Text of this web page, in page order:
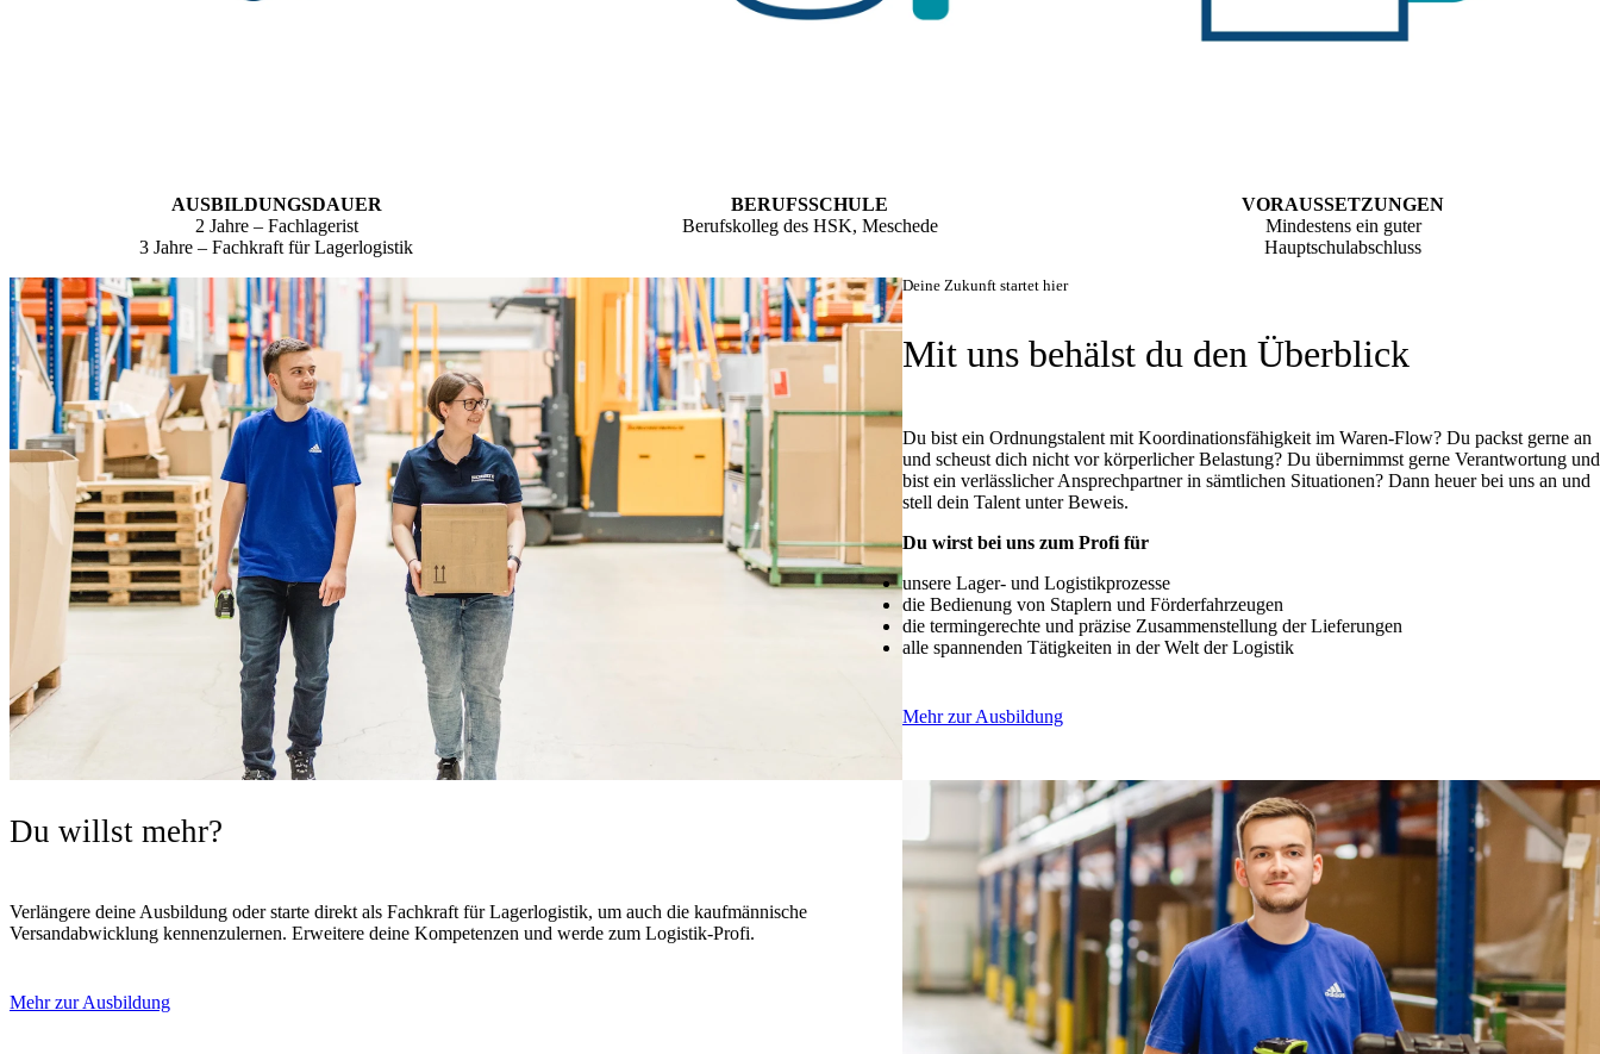
AUSBILDUNGSDAUER
2 Jahre – Fachlagerist
3 Jahre – Fachkraft für Lagerlogistik
BERUFSSCHULE
Berufskolleg des HSK, Meschede
VORAUSSETZUNGEN
Mindestens ein guter
Hauptschulabschluss
Deine Zukunft startet hier
Mit uns behälst du den Überblick
Du bist ein Ordnungstalent mit Koordinationsfähigkeit im Waren-Flow? Du packst gerne an
und scheust dich nicht vor körperlicher Belastung? Du übernimmst gerne Verantwortung und
bist ein verlässlicher Ansprechpartner in sämtlichen Situationen? Dann heuer bei uns an und
stell dein Talent unter Beweis.
Du wirst bei uns zum Profi für
unsere Lager- und Logistikprozesse
die Bedienung von Staplern und Förderfahrzeugen
die termingerechte und präzise Zusammenstellung der Lieferungen
alle spannenden Tätigkeiten in der Welt der Logistik
Mehr zur Ausbildung
Du willst mehr?
Verlängere deine Ausbildung oder starte direkt als Fachkraft für Lagerlogistik, um auch die kaufmännische
Versandabwicklung kennenzulernen. Erweitere deine Kompetenzen und werde zum Logistik-Profi.
Mehr zur Ausbildung